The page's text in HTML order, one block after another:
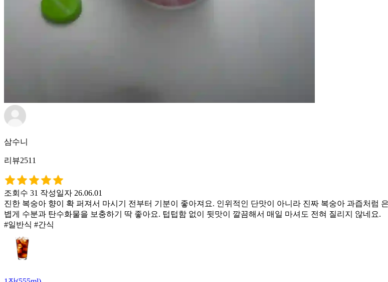
삼수니
리뷰2511
조회수 31 작성일자 26.06.01
진한 복숭아 향이 확 퍼져서 마시기 전부터 기분이 좋아져요. 인위적인 단맛이 아니라 진짜 복숭아 과즙처럼
볍게 수분과 탄수화물을 보충하기 딱 좋아요. 텁텁함 없이 뒷맛이 깔끔해서 매일 마셔도 전혀 질리지 않네요.
#일반식 #간식